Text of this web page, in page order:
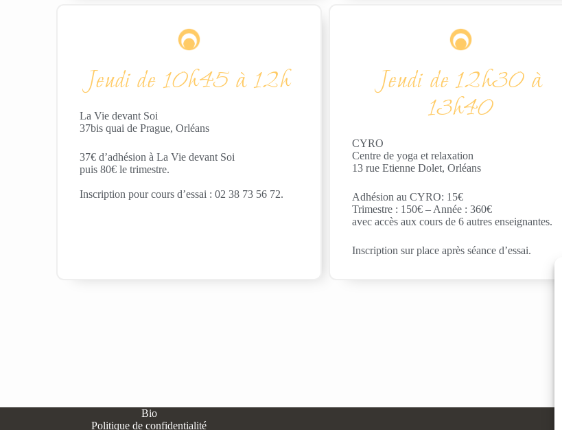
Jeudi de 10h45 à 12h
La Vie devant Soi
37bis quai de Prague, Orléans
37€ d’adhésion à La Vie devant Soi
puis 80€ le trimestre.
Inscription pour cours d’essai : 02 38 73 56 72.
Jeudi de 12h30 à
13h40
CYRO
Centre de yoga et relaxation
13 rue Etienne Dolet, Orléans
Adhésion au CYRO: 15€
Trimestre : 150€ – Année : 360€
avec accès aux cours de 6 autres enseignantes.
Inscription sur place après séance d’essai.
Bio
Politique de confidentialité